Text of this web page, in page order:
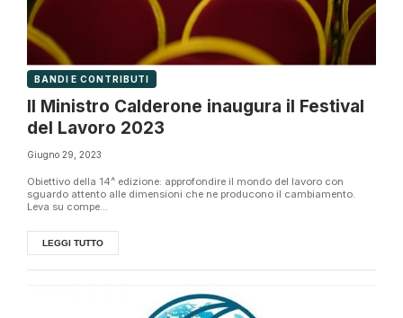
BANDI E CONTRIBUTI
Il Ministro Calderone inaugura il Festival
del Lavoro 2023
Giugno 29, 2023
Obiettivo della 14^ edizione: approfondire il mondo del lavoro con
sguardo attento alle dimensioni che ne producono il cambiamento.
Leva su compe...
LEGGI TUTTO